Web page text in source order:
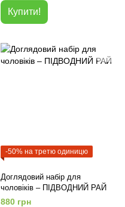
Купити!
-50% на третю одиницю
Доглядовий набір для
чоловіків – ПІДВОДНИЙ РАЙ
880 грн